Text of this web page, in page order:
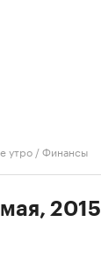
утро /Финансы
2015